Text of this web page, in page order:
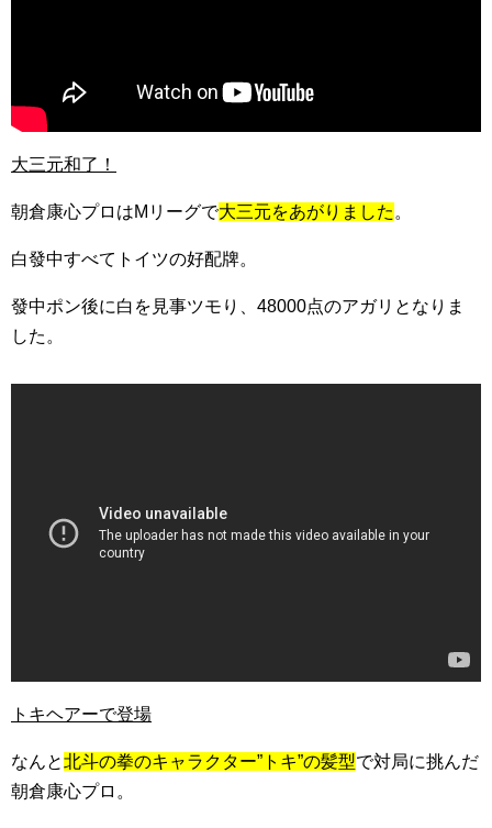
大三元和了！
朝倉康心プロはMリーグで大三元をあがりました 。
白發中すべてトイツの好配牌。
發中ポン後に白を見事ツモり、48000点のアガリとなりま
した。
トキヘアーで登場
なんと北斗の拳のキャラクター”トキ”の髪型で対局に挑んだ
朝倉康心プロ。